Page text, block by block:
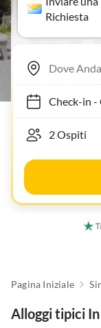
Richiesta
Check-in-
Pagina Iniziale
Alloggi tipici